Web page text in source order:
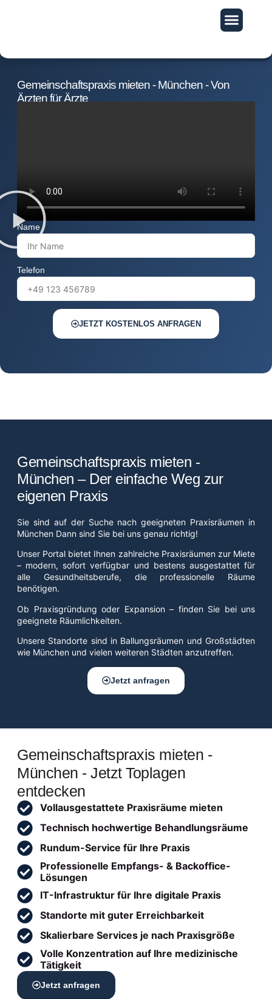
Gemeinschaftspraxis mieten - München - Von
Ärzten für Ärzte
Name
Telefon
JETZT KOSTENLOS ANFRAGEN
Gemeinschaftspraxis mieten -
München – Der einfache Weg zur
eigenen Praxis
Sie sind auf der Suche nach geeigneten Praxisräumen in
München Dann sind Sie bei uns genau richtig!
Unser Portal bietet Ihnen zahlreiche Praxisräumen zur Miete
– modern, sofort verfügbar und bestens ausgestattet für
alle Gesundheitsberufe, die professionelle Räume
benötigen.
Ob Praxisgründung oder Expansion – finden Sie bei uns
geeignete Räumlichkeiten.
Unsere Standorte sind in Ballungsräumen und Großstädten
wie München und vielen weiteren Städten anzutreffen.
Jetzt anfragen
Gemeinschaftspraxis mieten -
München - Jetzt Toplagen
entdecken
Vollausgestattete Praxisräume mieten
Technisch hochwertige Behandlungsräume
Rundum-Service für Ihre Praxis
Professionelle Empfangs- & Backoffice-
Lösungen
IT-Infrastruktur für Ihre digitale Praxis
Standorte mit guter Erreichbarkeit
Skalierbare Services je nach Praxisgröße
Volle Konzentration auf Ihre medizinische
Tätigkeit
Jetzt anfragen